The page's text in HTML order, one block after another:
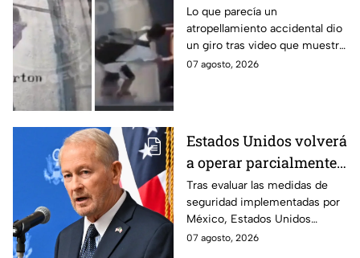
muere atropellado por
tráiler; joven lo empujó
en Monterrey
Lo que parecía un
atropellamiento accidental dio
un giro tras video que muestra
cómo un joven empujó a
07 agosto, 2026
Estados Unidos volverá
a operar parcialmente
en Michoacán tras
suspensión por
motivos de seguridad
Tras evaluar las medidas de
seguridad implementadas por
México, Estados Unidos
reanudará parcialmente sus
07 agosto, 2026